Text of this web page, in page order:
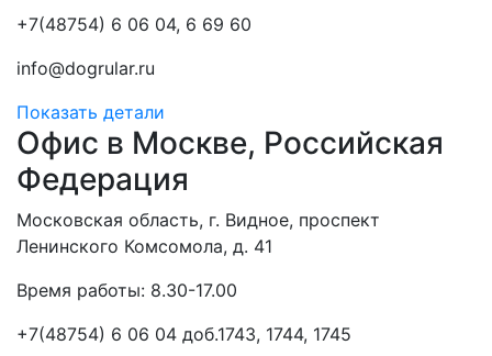
+7(48754) 6 06 04, 6 69 60
info@dogrular.ru
Показать детали
Офис в Москве, Российская
Федерация
Московская область, г. Видное, проспект
Ленинского Комсомола, д. 41
Время работы: 8.30-17.00
+7(48754) 6 06 04 доб.1743, 1744, 1745